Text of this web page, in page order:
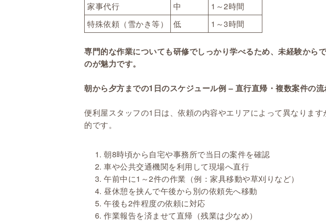
家事代行
中
1～2時間
特殊依頼（雪かき等）
低 1～3時間
専門的な作業についても研修でしっかり学べるため、未経験から
のが魅力です。
朝から夕方までの1日のスケジュール例 – 直行直帰・複数案件の
便利屋スタッフの1日は、依頼の内容やエリアによって異なりま
的です。
朝8時頃から自宅や事務所で当日の案件を確認
車や公共交通機関を利用して現場へ直行
午前中に1～2件の作業（例：家具移動や草刈りなど）
昼休憩を挟んで午後から別の依頼先へ移動
午後も2件程度の依頼に対応
作業報告を済ませて直帰（残業は少なめ）